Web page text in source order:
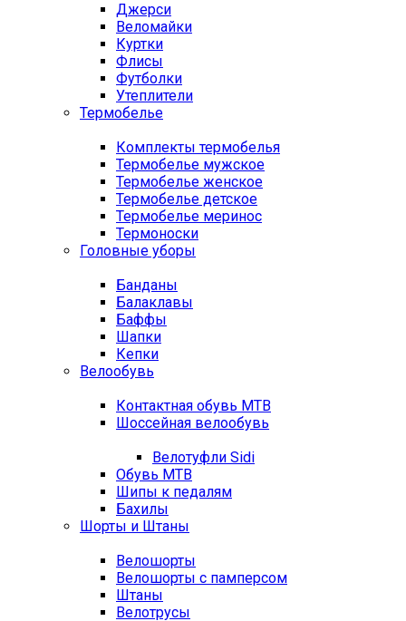
Джерси
Веломайки
Куртки
Флисы
Футболки
Утеплители
Термобелье
Комплекты термобелья
Термобелье мужское
Термобелье женское
Термобелье детское
Термобелье меринос
Термоноски
Головные уборы
Банданы
Балаклавы
Баффы
Шапки
Кепки
Велообувь
Контактная обувь MTB
Шоссейная велообувь
Велотуфли Sidi
Обувь MTB
Шипы к педалям
Бахилы
Шорты и Штаны
Велошорты
Велошорты с памперсом
Штаны
Велотрусы